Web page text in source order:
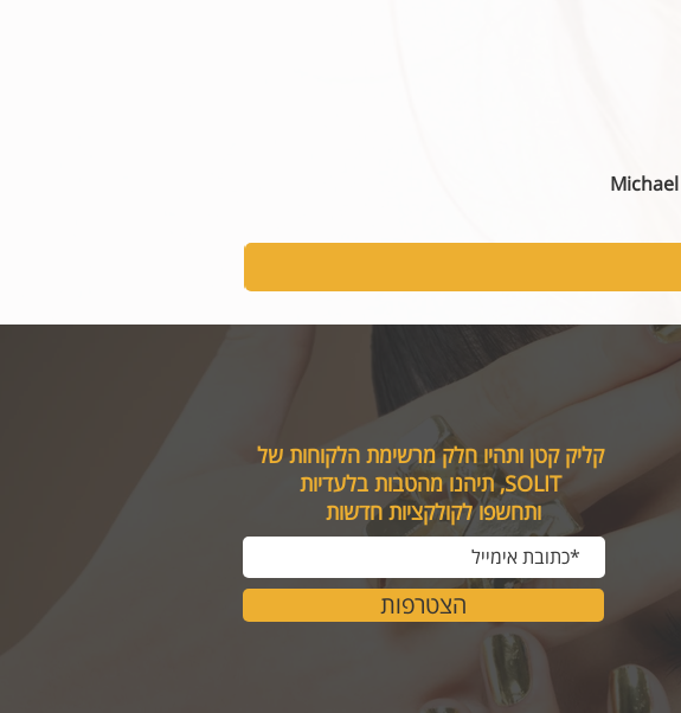
קליק קטן ותהיו חלק מרשימת הלקוחות של
SOLIT, תיהנו מהטבות בלעדיות
ותחשפו לקולקציות חדשות
הצטרפות